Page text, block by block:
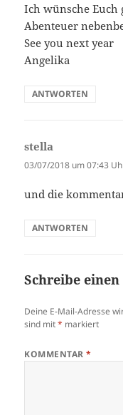
Ich wünsche Euch
Abenteuer
See you next year
Angelika
ANTWORTEN
stella
03/07/2018 um 07:43
und die
ANTWORTEN
Schreibe
Deine E-Mail-Adresse
sind mit* markiert
KOMMENTAR*